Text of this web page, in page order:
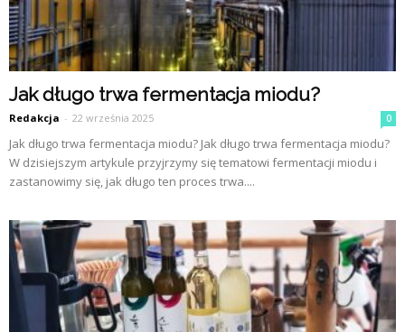
Jak długo trwa fermentacja miodu?
Redakcja - 22 września 2025 0
Jak długo trwa fermentacja miodu? Jak długo trwa fermentacja miodu?
W dzisiejszym artykule przyjrzymy się tematowi fermentacji miodu i
zastanowimy się, jak długo ten proces trwa....